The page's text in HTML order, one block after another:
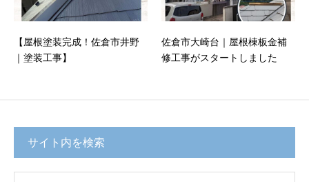
【屋根塗装完成！佐倉市井野
｜塗装工事】
佐倉市大崎台｜屋根棟板金補
修工事がスタートしました
サイト内を検索